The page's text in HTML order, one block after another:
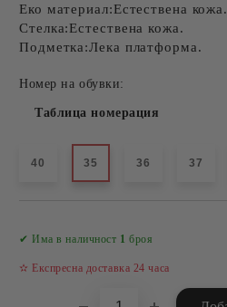
Еко материал:Естествена кожа.
Стелка:Естествена кожа.
Подметка:Лека платформа.
Номер на обувки:
Таблица номерация
40 35 36 37
✔ Има в наличност 1 броя
✫ Експресна доставка 24 часа